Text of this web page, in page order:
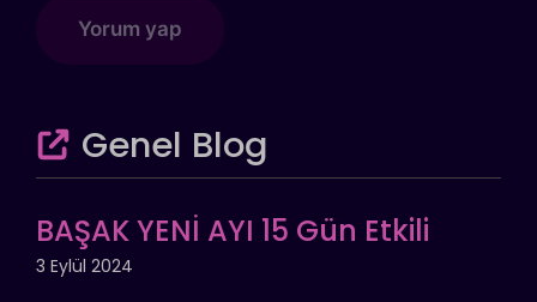
Genel Blog
BAŞAK YENİ AYI 15 Gün Etkili
3 Eylül 2024